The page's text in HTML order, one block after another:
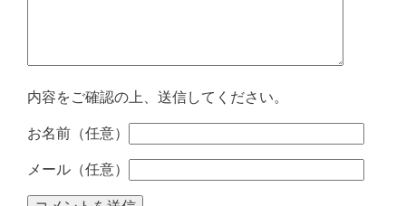
内容をご確認の上、送信してください。
お名前（任意）
メール（任意）